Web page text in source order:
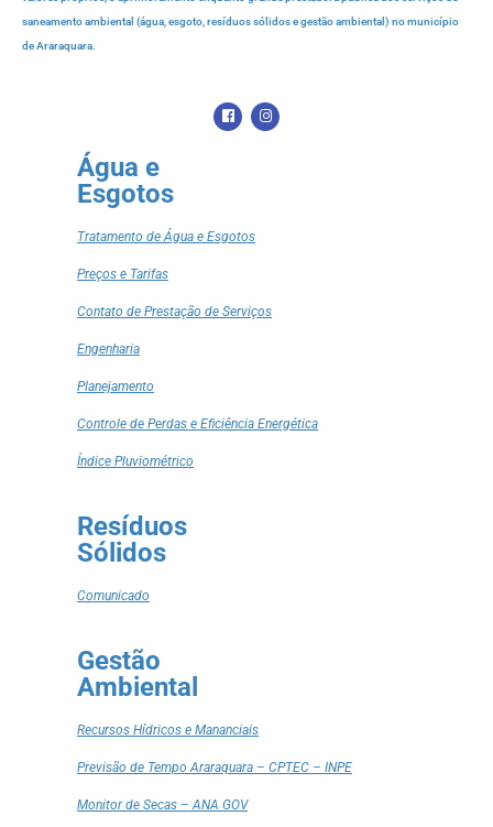
saneamento ambiental (água, esgoto, resíduos sólidos e gestão ambiental) no município
de Araraquara.
Água e
Esgotos
Tratamento de Água e Esgotos
Preços e Tarifas
Contato de Prestação de Serviços
Engenharia
Planejamento
Controle de Perdas e Eficiência Energética
Índice Pluviométrico
Resíduos
Sólidos
Comunicado
Gestão
Ambiental
Recursos Hídricos e Mananciais
Previsão de Tempo Araraquara – CPTEC – INPE
Monitor de Secas – ANA GOV